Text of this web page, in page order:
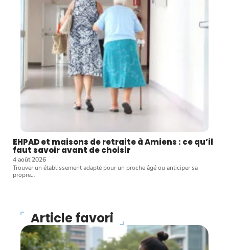
EHPAD et maisons de retraite à Amiens : ce qu’il
faut savoir avant de choisir
4 août 2026
Trouver un établissement adapté pour un proche âgé ou anticiper sa
propre…
Article favori